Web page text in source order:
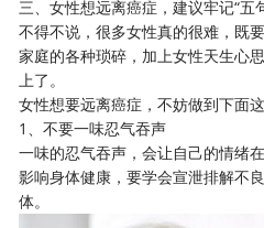
三、女性想远离癌症，建议牢记“五
不得不说，很多女性真的很难，既
家庭的各种琐碎，加上女性天生心
上了。
女性想要远离癌症，不妨做到下面这
1、不要一味忍气吞声
一味的忍气吞声，会让自己的情绪
影响身体健康，要学会宣泄排解不
体。